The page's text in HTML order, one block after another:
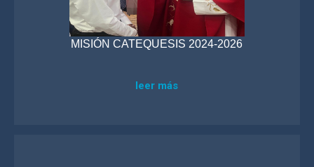
MISIÓN CATEQUESIS 2024-2026
leer más